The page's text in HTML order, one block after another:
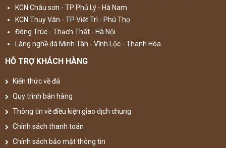
KCN Châu sơn - TP Phủ Lý - Hà Nam
KCN Thụy Vân - TP Việt Trì - Phú Thọ
Đông Trúc - Thạch Thất - Hà Nội
Làng nghề đá Minh Tân - Vĩnh Lộc - Thanh Hóa
HỖ TRỢ KHÁCH HÀNG
Kiến thức về đá
Quy trình bán hàng
Thông tin về điều kiện giao dịch chung
Chính sách thanh toán
Chính sách bảo mật thông tin